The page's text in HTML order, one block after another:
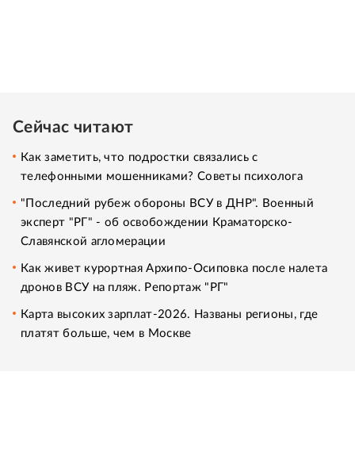
Сейчас читают
Как заметить, что подростки связались с
телефонными мошенниками? Советы психолога
"Последний рубеж обороны ВСУ в ДНР". Военный
эксперт "РГ" - об освобождении Краматорско-
Славянской агломерации
Как живет курортная Архипо-Осиповка после налета
дронов ВСУ на пляж. Репортаж "РГ"
Карта высоких зарплат-2026. Названы регионы, где
платят больше, чем в Москве